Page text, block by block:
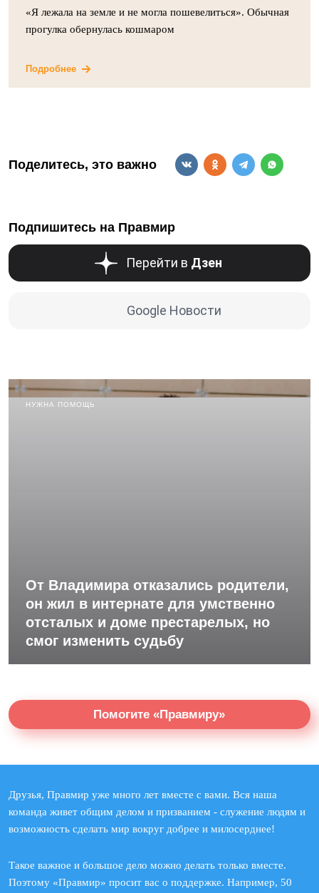
«Я лежала на земле и не могла пошевелиться». Обычная
прогулка обернулась кошмаром
Подробнее
Поделитесь, это важно
Подпишитесь на Правмир
Перейти в Дзен
Google Новости
НУЖНА ПОМОЩЬ
От Владимира отказались родители,
он жил в интернате для умственно
отсталых и доме престарелых, но
смог изменить судьбу
Помогите «Правмиру»
Друзья, Правмир уже много лет вместе с вами. Вся наша
команда живет общим делом и призванием - служение людям и
возможность сделать мир вокруг добрее и милосерднее!
Такое важное и большое дело можно делать только вместе.
Поэтому «Правмир» просит вас о поддержке. Например, 50